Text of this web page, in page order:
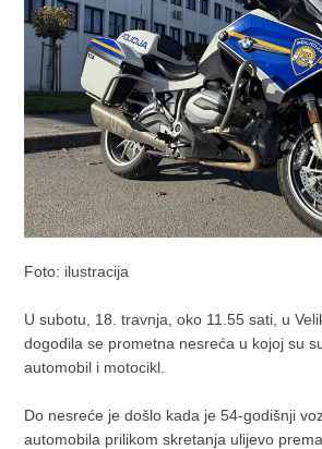
Foto: ilustracija
U subotu, 18. travnja, oko 11.55 sati, u
dogodila se prometna nesreća u kojoj su
automobil i motocikl.
Do nesreće je došlo kada je 54-godišnji
automobila prilikom skretanja ulijevo